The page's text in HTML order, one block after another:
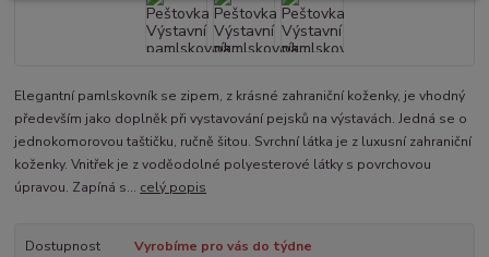
Elegantní pamlskovník se zipem, z krásné zahraniční koženky, je vhodný
především jako doplněk při vystavování pejsků na výstavách. Jedná se o
jednokomorovou taštičku, ručně šitou. Svrchní látka je z luxusní zahraniční
koženky. Vnitřek je z voděodolné polyesterové látky s povrchovou
úpravou. Zapíná s... celý popis
Dostupnost Vyrobíme pro vás do týdne